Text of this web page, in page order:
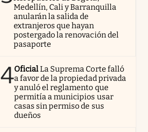
Medellín, Cali y Barranquilla
anularán la salida de
extranjeros que hayan
postergado la renovación del
pasaporte
4OficialLa Suprema Corte falló
a favor de la propiedad privada
y anuló el reglamento que
permitía a municipios usar
casas sin permiso de sus
dueños